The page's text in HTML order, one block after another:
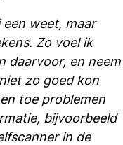
weet, maar
Zo voel ik
daarvoor, en neem
zo goed kon
toe problemen
bijvoorbeeld
in de